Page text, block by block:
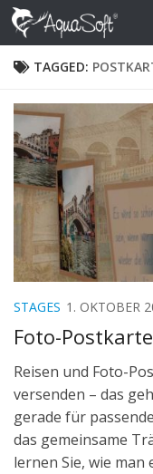
Skip to content
TAGGED:
STAGES 1. OKTOBER
Foto-
Reisen und Foto-
versenden – das
gerade für
das gemeinsame
lernen Sie, wie